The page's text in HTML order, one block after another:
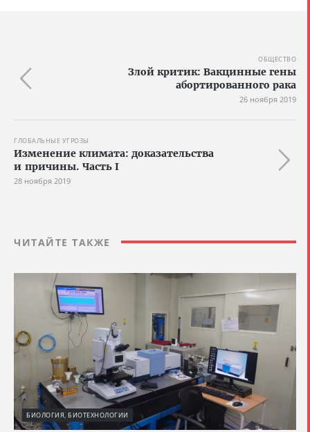
ОБЩЕСТВО
Злой критик: Вакцинные гены
абортированного рака
26 ноября 2019
ГЛОБАЛЬНЫЕ УГРОЗЫ
Изменение климата: доказательства
и причины. Часть I
28 ноября 2019
ЧИТАЙТЕ ТАКЖЕ
БИОЛОГИЯ, БИОТЕХНОЛОГИИ